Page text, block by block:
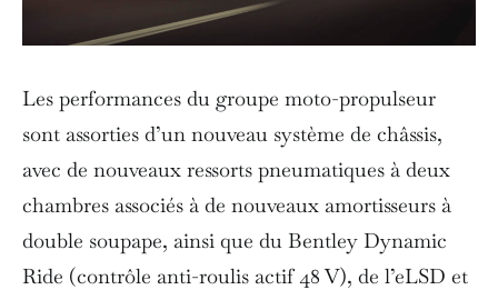
Les performances du groupe moto-propulseur
sont assorties d’un nouveau système de châssis,
avec de nouveaux ressorts pneumatiques à deux
chambres associés à de nouveaux amortisseurs à
double soupape, ainsi que du Bentley Dynamic
Ride (contrôle anti-roulis actif 48 V), de l’eLSD et